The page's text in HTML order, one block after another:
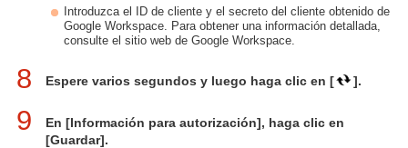
Introduzca el ID de cliente y el secreto del cliente obtenido de
Google Workspace. Para obtener una información detallada,
consulte el sitio web de Google Workspace.
8 Espere varios segundos y luego haga clic en [ ].
9
En [Información para autorización], haga clic en
[Guardar].